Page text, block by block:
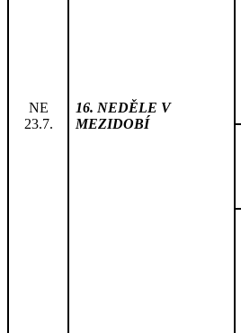
NE
23.7.
16. NEDĚLE V
MEZIDOBÍ